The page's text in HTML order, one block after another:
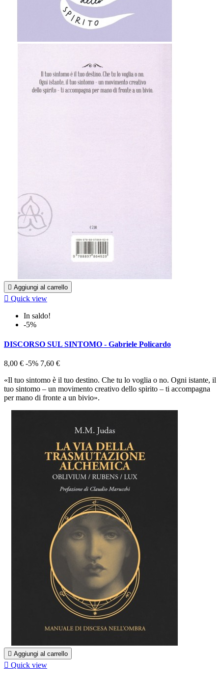
 Aggiungi al carrello
 Quick view
In saldo!
-5%
DISCORSO SUL SINTOMO - Gabriele Policardo
8,00 € -5% 7,60 €
«Il tuo sintomo è il tuo destino. Che tu lo voglia o no. Ogni istante, il
tuo sintomo – un movimento creativo dello spirito – ti accompagna
per mano di fronte a un bivio».
 Aggiungi al carrello
 Quick view